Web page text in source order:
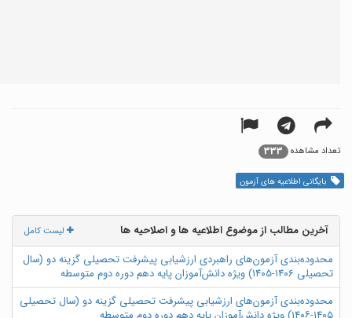
تعداد مشاهده 333
بایگانی اطلاعیه های آزمون
لیست کامل
آخرین مطالب از موضوع اطلاعیه ها و اصلاحیه ها
محدوده‌بندی آزمون‌های راهبردی ارزشیابی پیشرفت تحصیلی گزینه دو (سال
تحصیلی ۱۴۰6-۱۴۰5) ویژه دانش‌آموزان پایه دهم دوره دوم متوسطه
محدوده‌بندی آزمون‌های ارزشیابی پیشرفت تحصیلی گزینه دو (سال تحصیلی